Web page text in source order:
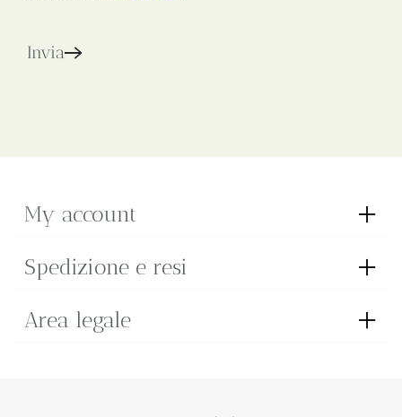
Invia
My account
Spedizione e resi
Area legale